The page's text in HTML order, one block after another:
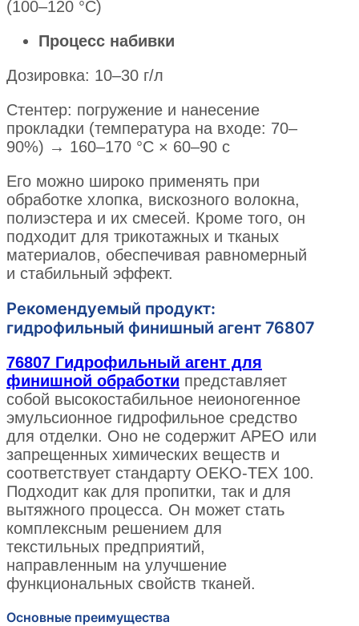
(100–120 °C)
Процесс набивки
Дозировка: 10–30 г/л
Стентер: погружение и нанесение
прокладки (температура на входе: 70–
90%) → 160–170 °C × 60–90 с
Его можно широко применять при
обработке хлопка, вискозного волокна,
полиэстера и их смесей. Кроме того, он
подходит для трикотажных и тканых
материалов, обеспечивая равномерный
и стабильный эффект.
Рекомендуемый продукт:
гидрофильный финишный агент 76807
76807 Гидрофильный агент для
финишной обработки представляет
собой высокостабильное неионогенное
эмульсионное гидрофильное средство
для отделки. Оно не содержит APEO или
запрещенных химических веществ и
соответствует стандарту OEKO-TEX 100.
Подходит как для пропитки, так и для
вытяжного процесса. Он может стать
комплексным решением для
текстильных предприятий,
направленным на улучшение
функциональных свойств тканей.
Основные преимущества